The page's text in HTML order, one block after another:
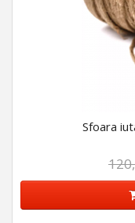
Sfoara